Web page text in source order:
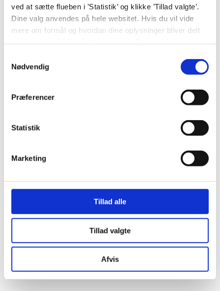
ved at sætte flueben i ’Statistik’ og klikke ’Tillad valgte’.
Dine valg anvendes på hele websitet. Hvis du vil vide
mere om formål og hvordan dine oplysninger bliver delt
i nederste venstre hjørne på websitet.
Nødvendig
Præferencer
Statistik
Marketing
Tillad alle
Tillad valgte
Afvis
sygehusets patienter.”
Institutleder Kim Houlind fra Institut for Regional
dialogmøde med Filadelfias Direktion og professor
Epilepsigenetik og Personlig Medicin. Et forum som
holdes jævnligt.
Den faste dagsorden er:
Organisation